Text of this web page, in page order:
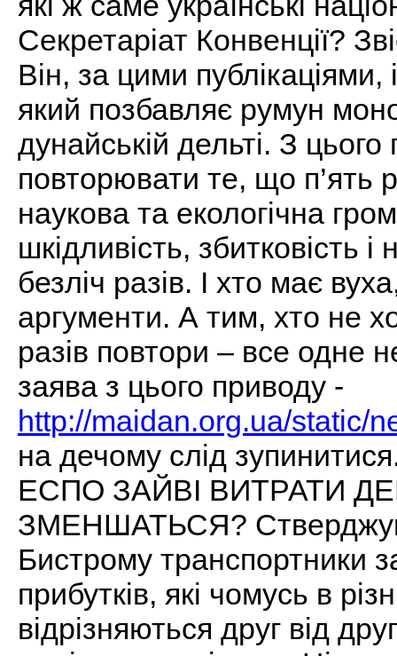
Секретаріат Конвенції?
Він, за цими публікаціями,
який позбавляє румун
дунайській дельті. З
повторювати те, що п’ять
наукова та екологічна
шкідливість, збитковість
безліч разів. І хто має
аргументи. А тим, хто не
разів повтори – все одне
заява з цього приводу -
http://maidan.org.ua/static/
на дечому слід
ЕСПО ЗАЙВІ ВИТРАТИ
ЗМЕНШАТЬСЯ?
Бистрому транспортники
прибутків, які чомусь в
відрізняються друг від